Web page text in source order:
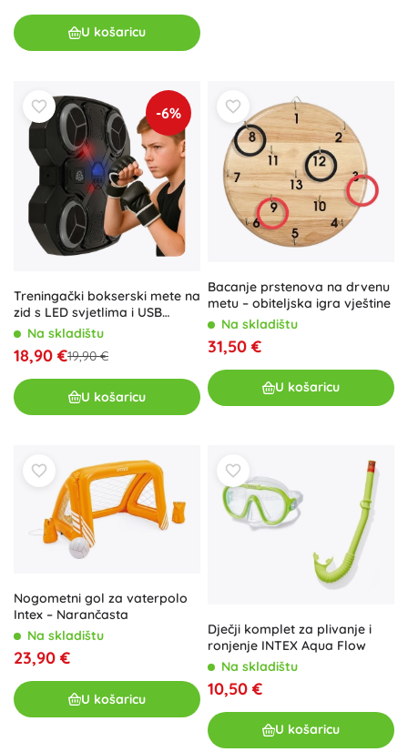
U košaricu
-6%
Treningački bokserski mete na
zid s LED svjetlima i USB
priključkom
Na skladištu
18,90 €19,90 €
U košaricu
Bacanje prstenova na drvenu
metu – obiteljska igra vještine
Na skladištu
31,50 €
U košaricu
Nogometni gol za vaterpolo
Intex – Narančasta
Na skladištu
23,90 €
U košaricu
Dječji komplet za plivanje i
ronjenje INTEX Aqua Flow
Na skladištu
10,50 €
U košaricu